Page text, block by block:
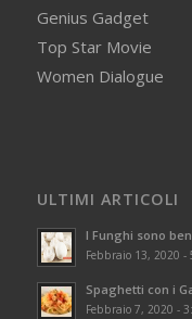
Genius Gadget
Top Star Movie
Women Dialogue
ULTIMI ARTICOLI
I Funghi sono
Febbraio 13, 2020 -
Spaghetti con i
Febbraio 7, 2020 -